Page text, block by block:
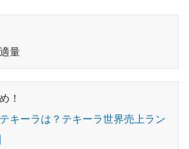
量
！
キーラは？テキーラ世界売上ラン